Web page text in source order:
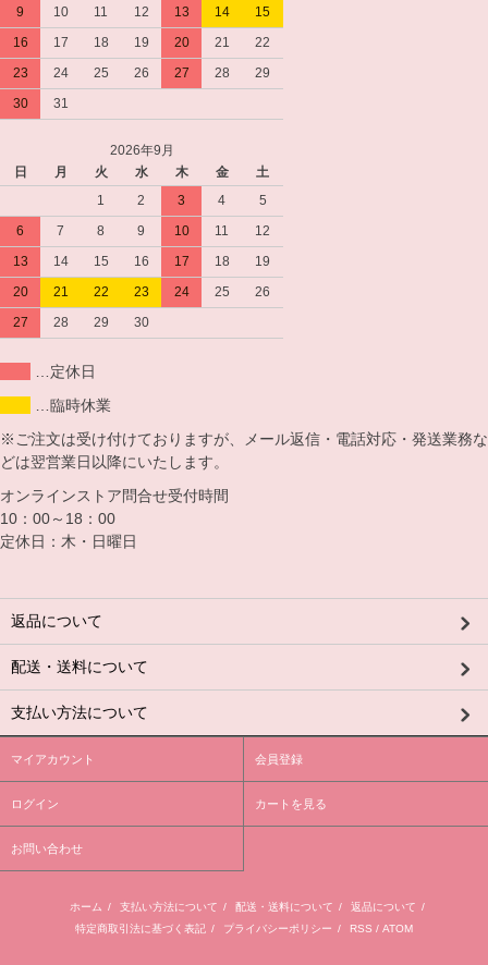
9
10 11 12 13 14
15
16
17 18 19 20 21
22
23
24 25 26 27 28
29
30
31
2026年9月
日
月 火 水 木 金
土
1
2 3 4
5
6
7 8 9 10 11
12
13
14 15 16 17 18
19
20
21 22 23 24 25
26
27
28 29 30
…定休日
…臨時休業
※ご注文は受け付けておりますが、メール返信・電話対応・発送業務な
どは翌営業日以降にいたします。
オンラインストア問合せ受付時間
10：00～18：00
定休日：木・日曜日
返品について
配送・送料について
支払い方法について
マイアカウント 会員登録
ログイン カートを見る
お問い合わせ
ホーム / 支払い方法について / 配送・送料について / 返品について /
特定商取引法に基づく表記 / プライバシーポリシー / RSS / ATOM